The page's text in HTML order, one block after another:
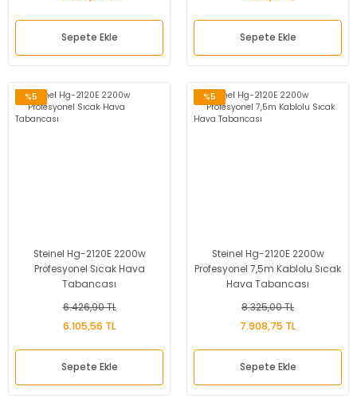
Sepete Ekle Sepete Ekle
%5
Steinel Hg-2120E 2200w
Profesyonel Sıcak Hava
Tabancası
6.426,90 TL
6.105,56 TL
Sepete Ekle
%5
Steinel Hg-2120E 2200w
Profesyonel 7,5m Kablolu Sıcak
Hava Tabancası
8.325,00 TL
7.908,75 TL
Sepete Ekle